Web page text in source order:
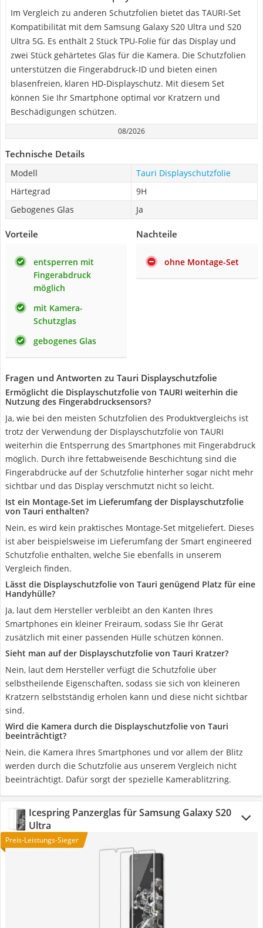
Im Vergleich zu anderen Schutzfolien bietet das TAURI-Set
Kompatibilität mit dem Samsung Galaxy S20 Ultra und S20
Ultra 5G. Es enthält 2 Stück TPU-Folie für das Display und
zwei Stück gehärtetes Glas für die Kamera. Die Schutzfolien
unterstützen die Fingerabdruck-ID und bieten einen
blasenfreien, klaren HD-Displayschutz. Mit diesem Set
können Sie Ihr Smartphone optimal vor Kratzern und
Beschädigungen schützen.
08/2026
Technische Details
Modell
Tauri Displayschutzfolie
Härtegrad
9H
Gebogenes Glas
Ja
Vorteile
entsperren mit
Fingerabdruck
möglich
mit Kamera-
Schutzglas
gebogenes Glas
Nachteile
ohne Montage-Set
Fragen und Antworten zu Tauri Displayschutzfolie
Ermöglicht die Displayschutzfolie von TAURI weiterhin die
Nutzung des Fingerabdrucksensors?
Ja, wie bei den meisten Schutzfolien des Produktvergleichs ist
trotz der Verwendung der Displayschutzfolie von TAURI
weiterhin die Entsperrung des Smartphones mit Fingerabdruck
möglich. Durch ihre fettabweisende Beschichtung sind die
Fingerabdrücke auf der Schutzfolie hinterher sogar nicht mehr
sichtbar und das Display verschmutzt nicht so leicht.
Ist ein Montage-Set im Lieferumfang der Displayschutzfolie
von Tauri enthalten?
Nein, es wird kein praktisches Montage-Set mitgeliefert. Dieses
ist aber beispielsweise im Lieferumfang der Smart engineered
Schutzfolie enthalten, welche Sie ebenfalls in unserem
Vergleich finden.
Lässt die Displayschutzfolie von Tauri genügend Platz für eine
Handyhülle?
Ja, laut dem Hersteller verbleibt an den Kanten Ihres
Smartphones ein kleiner Freiraum, sodass Sie Ihr Gerät
zusätzlich mit einer passenden Hülle schützen können.
Sieht man auf der Displayschutzfolie von Tauri Kratzer?
Nein, laut dem Hersteller verfügt die Schutzfolie über
selbstheilende Eigenschaften, sodass sie sich von kleineren
Kratzern selbstständig erholen kann und diese nicht sichtbar
sind.
Wird die Kamera durch die Displayschutzfolie von Tauri
beeinträchtigt?
Nein, die Kamera Ihres Smartphones und vor allem der Blitz
werden durch die Schutzfolie aus unserem Vergleich nicht
beeinträchtigt. Dafür sorgt der spezielle Kamerablitzring.
Icespring Panzerglas für Samsung Galaxy S20
Ultra
Preis-Leistungs-Sieger